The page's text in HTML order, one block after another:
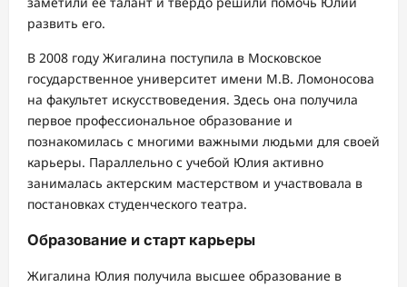
развить его.
В 2008 году Жигалина поступила в Московское
государственное университет имени М.В. Ломоносова
на факультет искусствоведения. Здесь она получила
первое профессиональное образование и
познакомилась с многими важными людьми для своей
карьеры. Параллельно с учебой Юлия активно
занималась актерским мастерством и участвовала в
постановках студенческого театра.
Образование и старт карьеры
Жигалина Юлия получила высшее образование в